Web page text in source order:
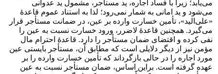
می‌یابد؛ زیرا با فساد اجاره، ید مستأجر، مشمول ید عدوانی
می‌شود و ید امانی به شمار نمی‌رود؛ لذا به استناد عموم قاعدۀ
«علی‌الید»، تأمین خسارت وارده بر عین، در ضمانت مستأجر قرار
می‌گیرد. همچنین قاعدۀ لاضرر، ورود خسارت نسبت به عین را
نفی کرده و اقتضای ضمان مستأجر را دارد. قاعدۀ احترام مال
مؤمن نیز از دیگر دلایلی است که مطابق آن، مستأجر بایستی عین
مورد اجاره را در حالی بازگرداند که تأمین خسارت وارده را بر
عهده گرفته است. براین اساس، ضمان مستأجر نسبت به عین